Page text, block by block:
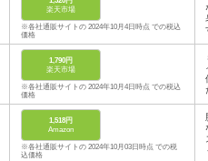
楽天市場
※各社通販サイトの 2024年10月4日時点 での税込
価格
1,790円
楽天市場
※各社通販サイトの 2024年10月4日時点 での税込
価格
1,518円
Amazon
※各社通販サイトの 2024年10月03日時点 での税
込価格